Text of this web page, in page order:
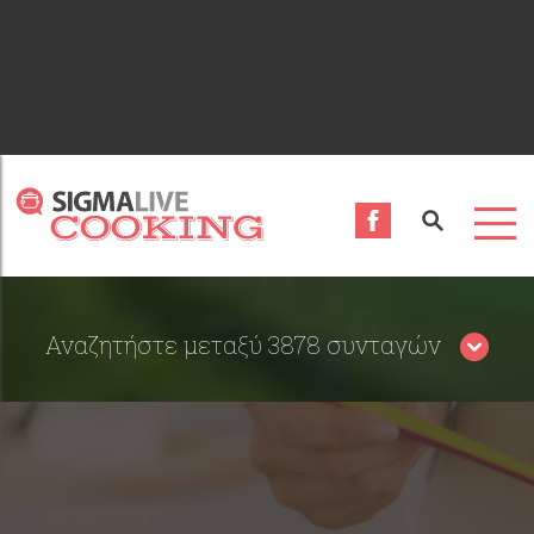
Αναζητήστε μεταξύ 3878 συνταγών
Περιορίστε τα αποτελέσματα αναζήτησης επιλέγοντας